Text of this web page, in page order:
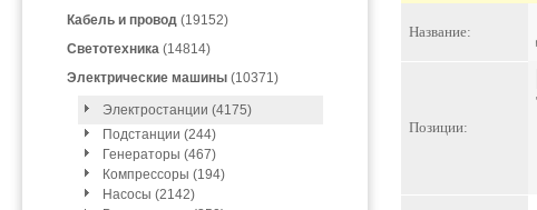
Кабель и провод (19152)
Светотехника (14814)
Электрические машины (10371)
Электростанции (4175)
Подстанции (244)
Генераторы (467)
Компрессоры (194)
Насосы (2142)
Название:
Позиции: